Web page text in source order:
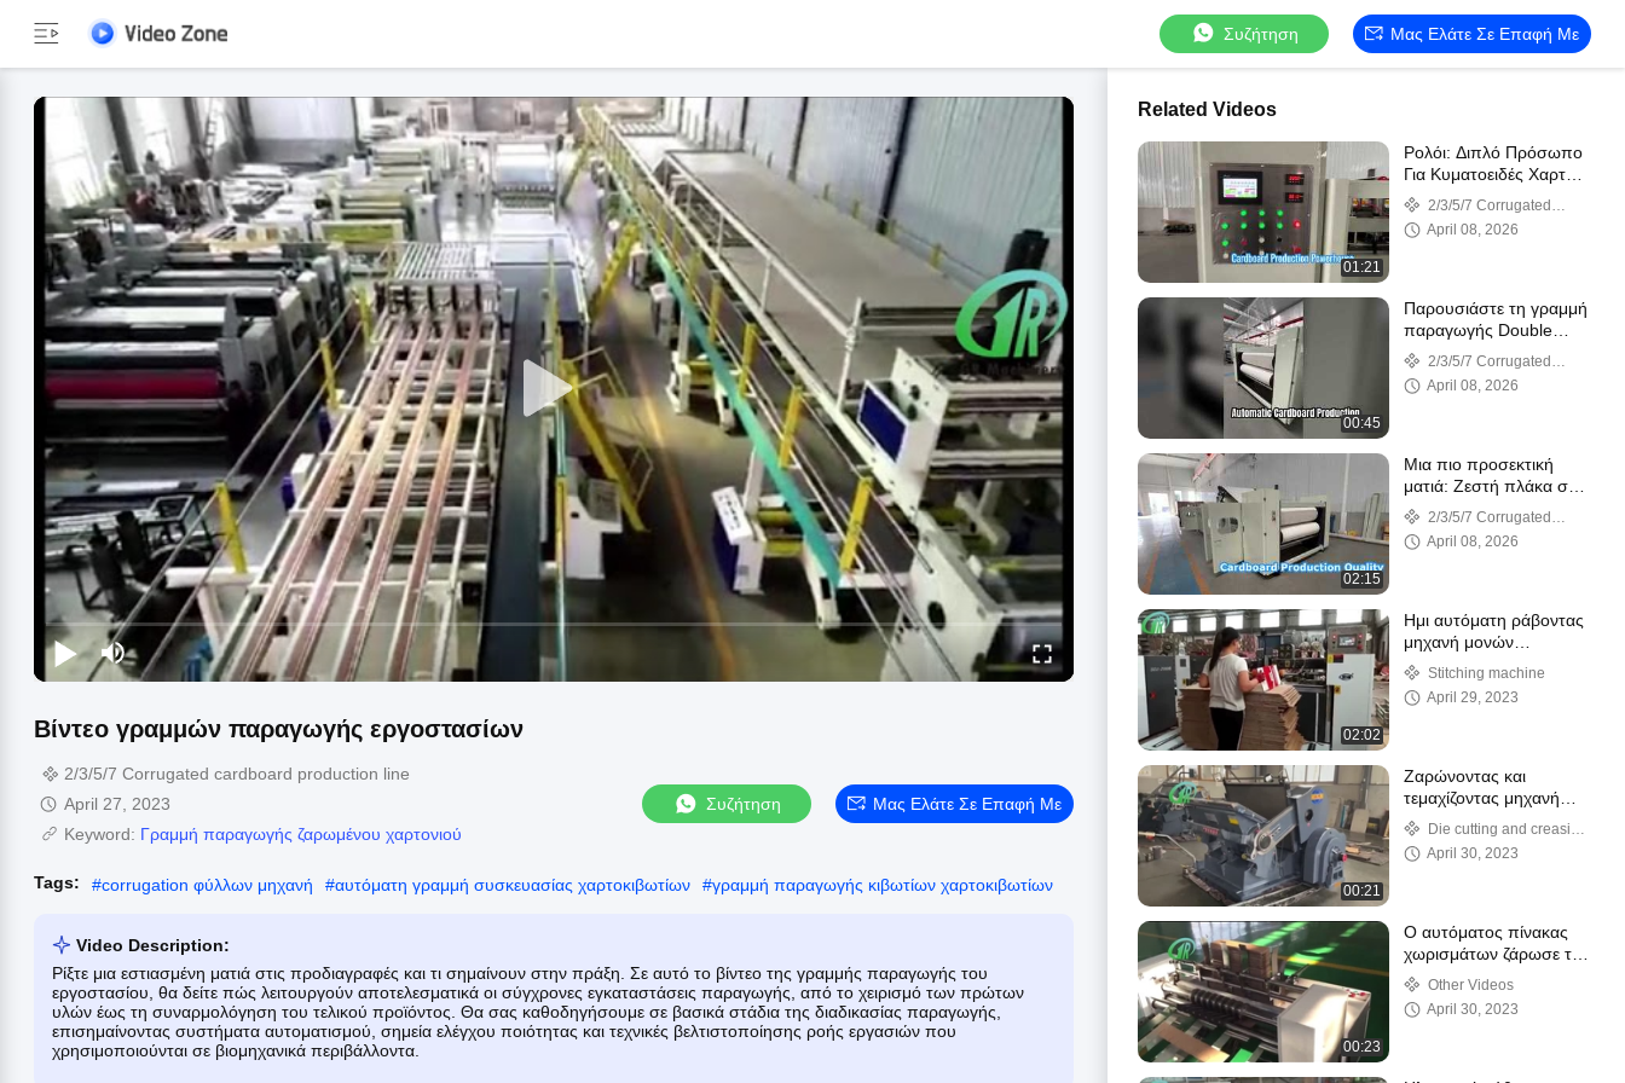
Συζήτηση Μας Ελάτε Σε Επαφή Με
Βίντεο γραμμών παραγωγής εργοστασίων
2/3/5/7 Corrugated cardboard production line
April 27, 2023
Keyword: Γραμμή παραγωγής ζαρωμένου χαρτονιού
Συζήτηση Μας Ελάτε Σε Επαφή Με
Tags: #corrugation φύλλων μηχανή #αυτόματη γραμμή συσκευασίας χαρτοκιβωτίων #γραμμή παραγωγής κιβωτίων χαρτοκιβωτίων
Video Description:
Ρίξτε μια εστιασμένη ματιά στις προδιαγραφές και τι σημαίνουν στην πράξη. Σε αυτό το βίντεο της γραμμής παραγωγής του
εργοστασίου, θα δείτε πώς λειτουργούν αποτελεσματικά οι σύγχρονες εγκαταστάσεις παραγωγής, από το χειρισμό των πρώτων
υλών έως τη συναρμολόγηση του τελικού προϊόντος. Θα σας καθοδηγήσουμε σε βασικά στάδια της διαδικασίας παραγωγής,
επισημαίνοντας συστήματα αυτοματισμού, σημεία ελέγχου ποιότητας και τεχνικές βελτιστοποίησης ροής εργασιών που
χρησιμοποιούνται σε βιομηχανικά περιβάλλοντα.
Related Videos
01:21
Ρολόι: Διπλό Πρόσωπο
Για Κυματοειδές Χαρτόνι
Σειρά Παραγωγής Τόξου
Βιτρίνα Θερμοσκευής
2/3/5/7 Corrugated
cardboard production line
April 08, 2026
00:45
Παρουσιάστε τη γραμμή
παραγωγής Double
Facer For Carrugated
Cardboard
Automatically Control
2/3/5/7 Corrugated
cardboard production line
April 08, 2026
02:15
Μια πιο προσεκτική
ματιά: Ζεστή πλάκα σε
σχήμα τόξου γραμμής
παραγωγής διπλής
όψης για κυματοειδές
2/3/5/7 Corrugated
cardboard production line
April 08, 2026
02:02
Ημι αυτόματη ράβοντας
μηχανή μονών
κομματιών
Stitching machine
April 29, 2023
00:21
Ζαρώνοντας και
τεμαχίζοντας μηχανή
εγχειριδίων για το
ζαρωμένο χαρτόνι
Die cutting and creasing
machine
April 30, 2023
00:23
Ο αυτόματος πίνακας
χωρισμάτων ζάρωσε το
περιστροφικό κράμα
μηχανών Slotter
Other Videos
April 30, 2023